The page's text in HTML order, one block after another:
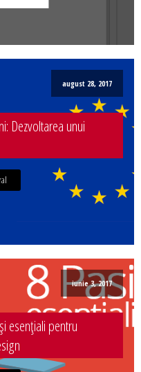
august 28, 2017
Dezvoltarea unui
iunie 3, 2017
esențiali pentru